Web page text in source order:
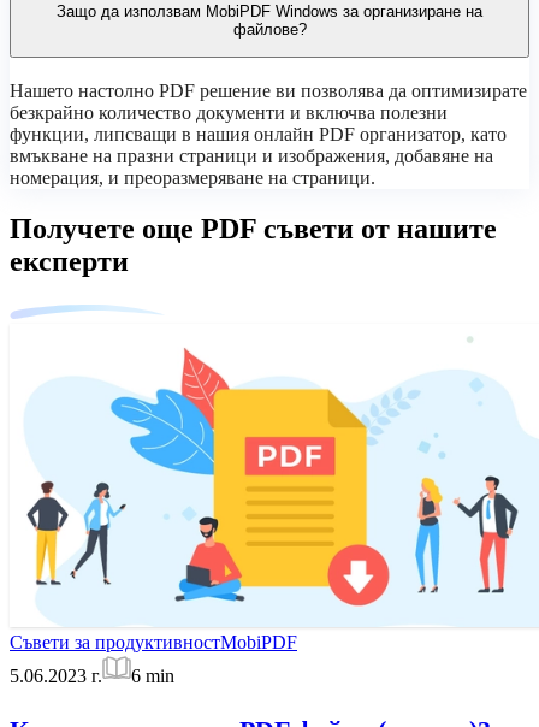
Защо да използвам MobiPDF Windows за организиране на
файлове?
Нашето настолно PDF решение ви позволява да оптимизирате
безкрайно количество документи и включва полезни
функции, липсващи в нашия онлайн PDF организатор, като
вмъкване на празни страници и изображения, добавяне на
номерация, и преоразмеряване на страници.
Получете още PDF съвети от нашите
експерти
Съвети за продуктивностMobiPDF
5.06.2023 г.
6 min